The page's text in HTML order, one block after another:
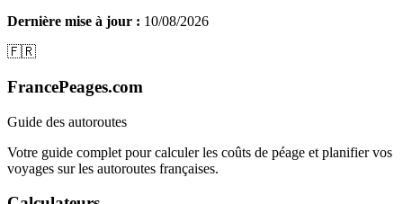
Dernière mise à jour : 10/08/2026
🇫🇷
FrancePeages.com
Guide des autoroutes
Votre guide complet pour calculer les coûts de péage et planifier vos
voyages sur les autoroutes françaises.